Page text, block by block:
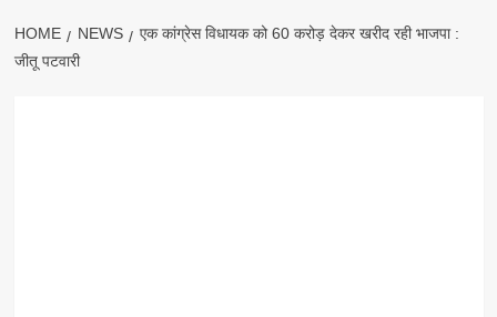
HOME NEWS
एक कांग्रेस विधायक को 60 करोड़ देकर खरीद रही भाजपा :
जीतू पटवारी